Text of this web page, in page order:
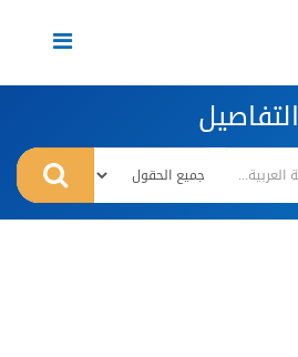
Toggle
navigation
التفاصيل